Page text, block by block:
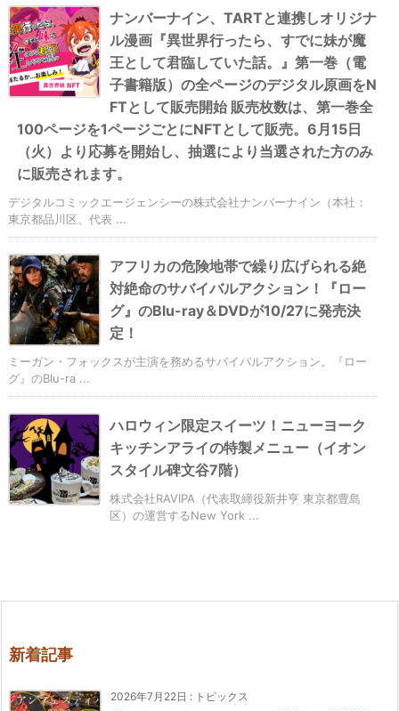
ナンバーナイン、TARTと連携しオリジナ
ル漫画『異世界行ったら、すでに妹が魔
王として君臨していた話。』第一巻（電
子書籍版）の全ページのデジタル原画をN
FTとして販売開始 販売枚数は、第一巻全
100ページを1ページごとにNFTとして販売。6月15日
（火）より応募を開始し、抽選により当選された方のみ
に販売されます。
デジタルコミックエージェンシーの株式会社ナンバーナイン（本社：
東京都品川区、代表 ...
アフリカの危険地帯で繰り広げられる絶
対絶命のサバイバルアクション！『ロー
グ』のBlu-ray＆DVDが10/27に発売決
定！
ミーガン・フォックスが主演を務めるサバイバルアクション。『ロー
グ』のBlu-ra ...
ハロウィン限定スイーツ！ニューヨーク
キッチンアライの特製メニュー（イオン
スタイル碑文谷7階）
株式会社RAVIPA（代表取締役新井亨 東京都豊島
区）の運営するNew York ...
新着記事
2026年7月22日 : トピックス